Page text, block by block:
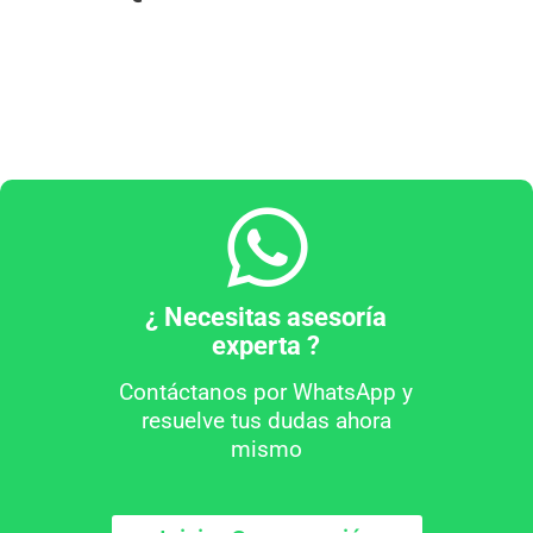
¿ Necesitas asesoría
experta ?
Contáctanos por WhatsApp y
resuelve tus dudas ahora
mismo